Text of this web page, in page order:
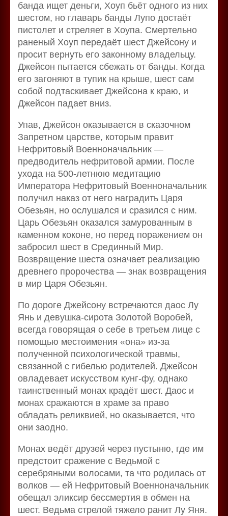
банда ищет деньги, Хоуп бьёт одного из них
шестом, но главарь банды Лупо достаёт
пистолет и стреляет в Хоупа. Смертельно
раненый Хоуп передаёт шест Джейсону и
просит вернуть его законному владельцу.
Джейсон пытается сбежать от банды. Когда
его загоняют в тупик на крыше, шест сам
собой подтаскивает Джейсона к краю, и
Джейсон падает вниз.
Упав, Джейсон оказывается в сказочном
Запретном царстве, которым правит
Нефритовый Военноначальник —
предводитель нефритовой армии. После
ухода на 500-летнюю медитацию
Императора Нефритовый Военноначальник
получил наказ от него наградить Царя
Обезьян, но ослушался и сразился с ним.
Царь Обезьян оказался замурованным в
каменном коконе, но перед поражением он
забросил шест в Срединный Мир.
Возвращение шеста означает реализацию
древнего пророчества — знак возвращения
в мир Царя Обезьян.
По дороге Джейсону встречаются даос Лу
Янь и девушка-сирота Золотой Воробей,
всегда говорящая о себе в третьем лице с
помощью местоимения «она» из-за
полученной психологической травмы,
связанной с гибелью родителей. Джейсон
овладевает искусством кунг-фу, однако
таинственный монах крадёт шест. Даос и
монах сражаются в храме за право
обладать реликвией, но оказывается, что
они заодно.
Монах ведёт друзей через пустыню, где им
предстоит сражение с Ведьмой с
серебряными волосами, та что родилась от
волков — ей Нефритовый Военноначальник
обещал эликсир бессмертия в обмен на
шест. Ведьма стрелой тяжело ранит Лу Яня.